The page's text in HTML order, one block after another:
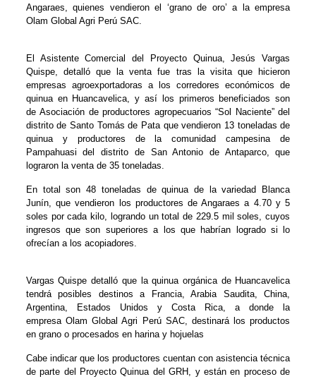
Angaraes, quienes vendieron el ‘grano de oro’ a la empresa
Olam Global Agri Perú SAC.
El Asistente Comercial del Proyecto Quinua, Jesús Vargas
Quispe, detalló que la venta fue tras la visita que hicieron
empresas agroexportadoras a los corredores económicos de
quinua en Huancavelica, y así los primeros beneficiados son
de Asociación de productores agropecuarios “Sol Naciente” del
distrito de Santo Tomás de Pata que vendieron 13 toneladas de
quinua y productores de la comunidad campesina de
Pampahuasi del distrito de San Antonio de Antaparco, que
lograron la venta de 35 toneladas.
En total son 48 toneladas de quinua de la variedad Blanca
Junín, que vendieron los productores de Angaraes a 4.70 y 5
soles por cada kilo, logrando un total de 229.5 mil soles, cuyos
ingresos que son superiores a los que habrían logrado si lo
ofrecían a los acopiadores.
Vargas Quispe detalló que la quinua orgánica de Huancavelica
tendrá posibles destinos a Francia, Arabia Saudita, China,
Argentina, Estados Unidos y Costa Rica, a donde la
empresa Olam Global Agri Perú SAC, destinará los productos
en grano o procesados en harina y hojuelas
Cabe indicar que los productores cuentan con asistencia técnica
de parte del Proyecto Quinua del GRH, y están en proceso de